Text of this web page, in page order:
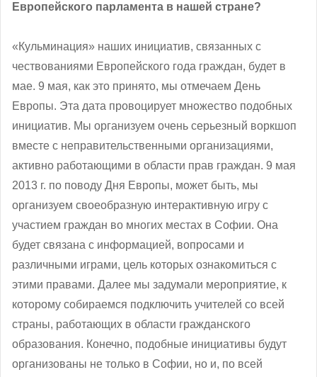
Европейского парламента в нашей стране?
«Кульминация» наших инициатив, связанных с
чествованиями Европейского года граждан, будет в
мае. 9 мая, как это принято, мы отмечаем День
Европы. Эта дата провоцирует множество подобных
инициатив. Мы организуем очень серьезный воркшоп
вместе с неправительственными организациями,
активно работающими в области прав граждан. 9 мая
2013 г. по поводу Дня Европы, может быть, мы
организуем своеобразную интерактивную игру с
участием граждан во многих местах в Софии. Она
будет связана с информацией, вопросами и
различными играми, цель которых ознакомиться с
этими правами. Далее мы задумали мероприятие, к
которому собираемся подключить учителей со всей
страны, работающих в области гражданского
образования. Конечно, подобные инициативы будут
организованы не только в Софии, но и, по всей